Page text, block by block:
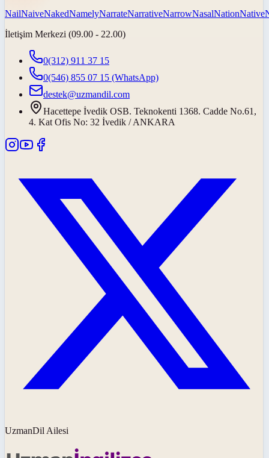
NailNaiveNakedNamelyNarrateNarrativeNarrowNasalNationNative
İletişim Merkezi (09.00 - 22.00)
0(312) 911 37 15
0(546) 855 07 15 (WhatsApp)
destek@uzmandil.com
Hacettepe İvedik OSB. Teknokenti 1368. Cadde No.61,
4. Kat Ofis No: 32 İvedik / ANKARA
UzmanDil Ailesi